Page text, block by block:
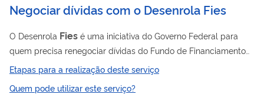
processos do MEC.
Negociar dívidas com o Desenrola Fies
O Desenrola Fies
quem precisa renegociar dívidas do Fundo de Financiamento
Estudantil (Fies). O programa oferece condições facilitadas,
da sua situação.
Etapas para a realização deste serviço
Quem pode utilizar este serviço?